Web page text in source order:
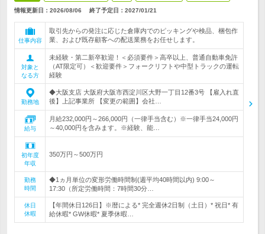
情報更新日：2026/08/06 終了予定日： 2027/01/21
仕事内容
取引先からの発注に応じた倉庫内でのピッキングや検品、梱包作
業、および既存顧客への配送業務をお任せします。
対象と
なる方
未経験・第二新卒歓迎！＜必須要件＞高卒以上、普通自動車免許
（AT限定可）＜歓迎要件＞フォークリフトや中型トラックの運転
経験
勤務地
◆大阪支店 大阪府大阪市西淀川区大野一丁目12番3号 【雇入れ直
後】上記事業所 【変更の範囲】会社…
給与
月給232,000円～266,000円（一律手当含む）※一律手当24,000円
～40,000円を含みます。※経験、能…
初年度
年収
350万円～500万円
勤務
時間
◆1ヵ月単位の変形労働時間制(週平均40時間以内) 9:00～
17:30（所定労働時間：7時間30分…
休日
休暇
【年間休日126日】※暦による* 完全週休2日制（土日）* 祝日* 有
給休暇* GW休暇* 夏季休暇…